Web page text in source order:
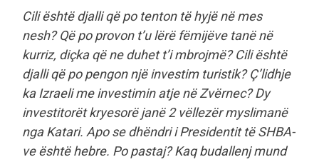
Cili është djalli që po tenton të hyjë në mes
nesh? Që po provon t’u lërë fëmijëve tanë në
kurriz, diçka që ne duhet t’i mbrojmë? Cili është
djalli që po pengon një investim turistik? Ç’lidhje
ka Izraeli me investimin atje në Zvërnec? Dy
investitorët kryesorë janë 2 vëllezër myslimanë
nga Katari. Apo se dhëndri i Presidentit të SHBA-
ve është hebre. Po pastaj? Kaq budallenj mund